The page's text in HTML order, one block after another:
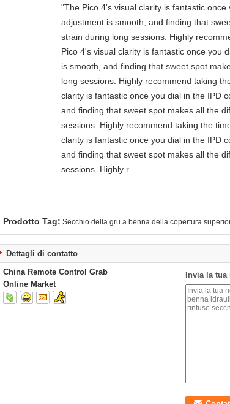
"The Pico 4's visual clarity is fantastic
adjustment is smooth, and finding that
strain during long sessions. Highly
Pico 4's visual clarity is fantastic once you
is smooth, and finding that sweet spot
long sessions. Highly recommend taking
clarity is fantastic once you dial in the IPD
and finding that sweet spot makes all the
sessions. Highly recommend taking the
clarity is fantastic once you dial in the IPD
and finding that sweet spot makes all the
sessions. Highly r
Prodotto Tag: Secchio della gru a benna della copertura
Dettagli di contatto
China Remote Control Grab
Online Market
Invia la